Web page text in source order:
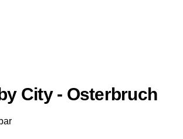
City - Osterbruch